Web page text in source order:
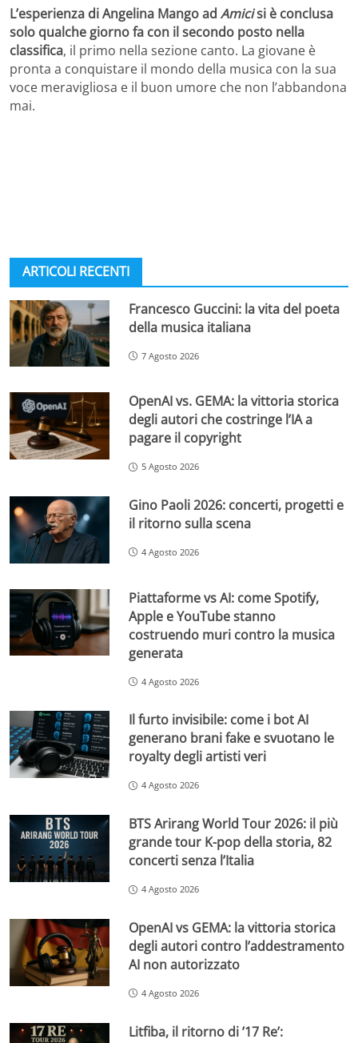
L’esperienza di Angelina Mango ad Amicisi è conclusa
solo qualche giorno fa con il secondo posto nella
classifica, il primo nella sezione canto. La giovane è
pronta a conquistare il mondo della musica con la sua
voce meravigliosa e il buon umore che non l’abbandona
mai.
ARTICOLI RECENTI
Francesco Guccini: la vita del poeta
della musica italiana
7 Agosto 2026
OpenAI vs. GEMA: la vittoria storica
degli autori che costringe l’IA a
pagare il copyright
5 Agosto 2026
Gino Paoli 2026: concerti, progetti e
il ritorno sulla scena
4 Agosto 2026
Piattaforme vs AI: come Spotify,
Apple e YouTube stanno
costruendo muri contro la musica
generata
4 Agosto 2026
Il furto invisibile: come i bot AI
generano brani fake e svuotano le
royalty degli artisti veri
4 Agosto 2026
BTS Arirang World Tour 2026: il più
grande tour K-pop della storia, 82
concerti senza l’Italia
4 Agosto 2026
OpenAI vs GEMA: la vittoria storica
degli autori contro l’addestramento
AI non autorizzato
4 Agosto 2026
Litfiba, il ritorno di ’17 Re’: